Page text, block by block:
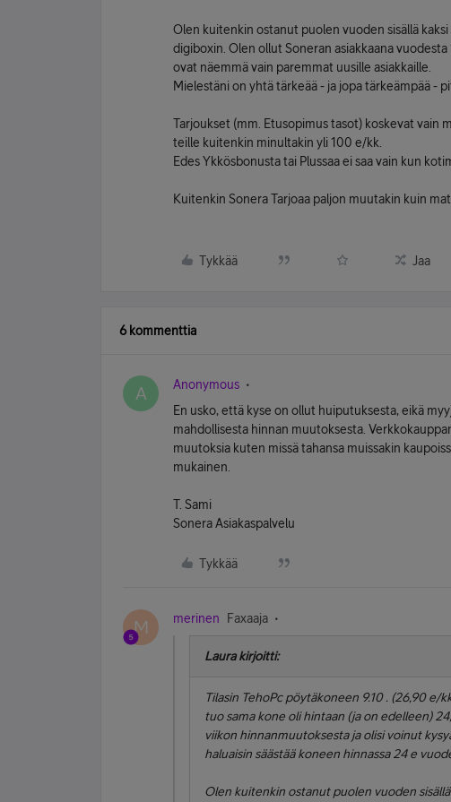
Olen kuitenkin ostanut puolen vuoden sisällä
digiboxin. Olen ollut Soneran asiakkaana
ovat näemmä vain paremmat uusille asiakkaille.
Mielestäni on yhtä tärkeää - ja jopa tärkeämpää -
Tarjoukset (mm. Etusopimus tasot) koskevat vain
teille kuitenkin minultakin yli 100 e/kk.
Edes Ykkösbonusta tai Plussaa ei saa vain kun
Kuitenkin Sonera Tarjoaa paljon muutakin kuin
Tykkää Jaa
6 kommenttia
A Anonymous
En usko, että kyse on ollut huiputuksesta, eikä
mahdollisesta hinnan muutoksesta.
muutoksia kuten missä tahansa muissakin
mukainen.
T. Sami
Sonera Asiakaspalvelu
Tykkää
M merinen Faxaaja
Laura kirjoitti:
Tilasin TehoPc pöytäkoneen 9.10 . (26,90
tuo sama kone oli hintaan (ja on edelleen)
viikon hinnanmuutoksesta ja olisi voinut
haluaisin säästää koneen hinnassa 24 e
Olen kuitenkin ostanut puolen vuoden